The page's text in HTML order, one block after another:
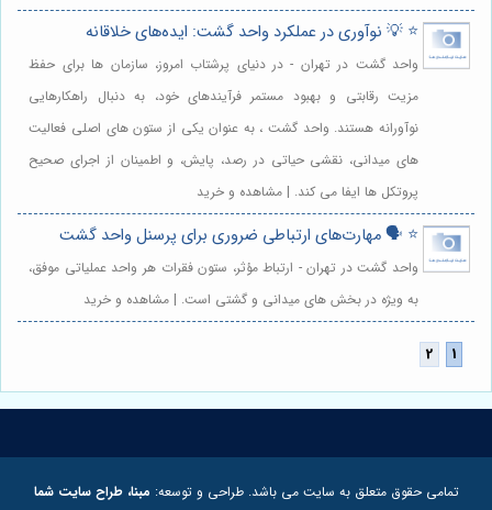
⭐️ 💡 نوآوری در عملکرد واحد گشت: ایده‌های خلاقانه
واحد گشت در تهران - در دنیای پرشتاب امروز، سازمان ها برای حفظ
مزیت رقابتی و بهبود مستمر فرآیندهای خود، به دنبال راهکارهایی
نوآورانه هستند. واحد گشت ، به عنوان یکی از ستون های اصلی فعالیت
های میدانی، نقشی حیاتی در رصد، پایش، و اطمینان از اجرای صحیح
پروتکل ها ایفا می کند. | مشاهده و خرید
⭐️ 🗣️ مهارت‌های ارتباطی ضروری برای پرسنل واحد گشت
واحد گشت در تهران - ارتباط مؤثر، ستون فقرات هر واحد عملیاتی موفق،
به ویژه در بخش های میدانی و گشتی است. | مشاهده و خرید
تمامی حقوق متعلق به سایت می باشد. طراحی و توسعه: مبنا، طراح سایت شما